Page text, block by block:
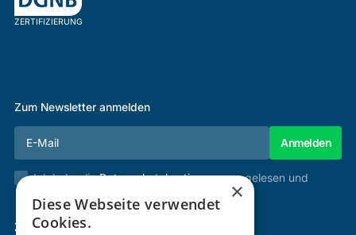
ZERTIFIZIERUNG
Zum Newsletter anmelden
Ich habe dieDatenschutzbestimmungengelesen und
Zertifizierung & Verifikation
×
Diese Webseite verwendet
Cookies.